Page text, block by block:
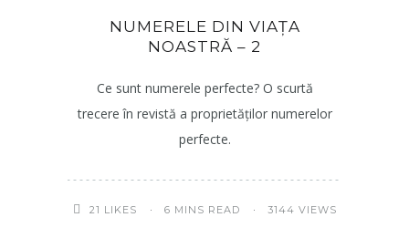
NUMERELE DIN VIAȚA
NOASTRĂ – 2
Ce sunt numerele perfecte? O scurtă
trecere în revistă a proprietăților numerelor
perfecte.
21 LIKES 6 MINS READ 3144 VIEWS